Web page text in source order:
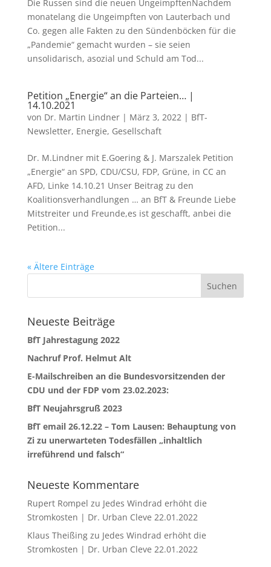
Die Russen sind die neuen UngeimpftenNachdem
monatelang die Ungeimpften von Lauterbach und
Co. gegen alle Fakten zu den Sündenböcken für die
„Pandemie“ gemacht wurden – sie seien
unsolidarisch, asozial und Schuld am Tod...
Petition „Energie“ an die Parteien… |
14.10.2021
von Dr. Martin Lindner| März 3, 2022| BfT-
Newsletter, Energie, Gesellschaft
Dr. M.Lindner mit E.Goering & J. Marszalek Petition
„Energie“ an SPD, CDU/CSU, FDP, Grüne, in CC an
AFD, Linke 14.10.21 Unser Beitrag zu den
Koalitionsverhandlungen … an BfT & Freunde Liebe
Mitstreiter und Freunde,es ist geschafft, anbei die
Petition...
« Ältere Einträge
Neueste Beiträge
BfT Jahrestagung 2022
Nachruf Prof. Helmut Alt
E-Mailschreiben an die Bundesvorsitzenden der
CDU und der FDP vom 23.02.2023:
BfT Neujahrsgruß 2023
BfT email 26.12.22 – Tom Lausen: Behauptung von
Zi zu unerwarteten Todesfällen „inhaltlich
irreführend und falsch“
Neueste Kommentare
Rupert Rompel zu Jedes Windrad erhöht die
Stromkosten | Dr. Urban Cleve 22.01.2022
Klaus Theißingzu Jedes Windrad erhöht die
Stromkosten | Dr. Urban Cleve 22.01.2022